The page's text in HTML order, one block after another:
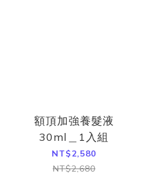
額頂加強養髮液
30ml＿1入組
NT$2,580
NT$2,680